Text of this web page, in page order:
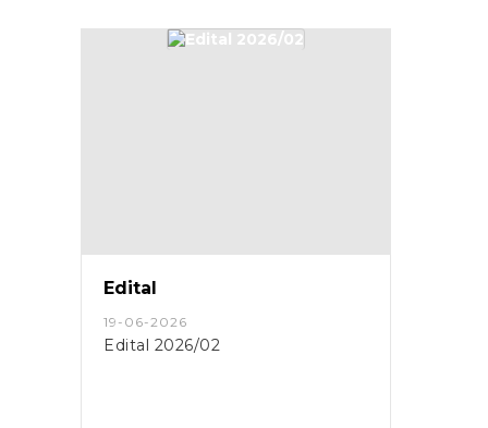
Edital
19-06-2026
Edital 2026/02